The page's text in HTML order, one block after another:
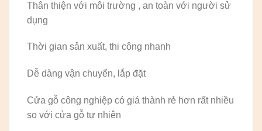
Thân thiện với môi trường , an toàn với người sử
dụng
Thời gian sản xuất, thi công nhanh
Dễ dàng vận chuyển, lắp đặt
Cửa gỗ công nghiệp có giá thành rẻ hơn rất nhiều
so với cửa gỗ tự nhiên